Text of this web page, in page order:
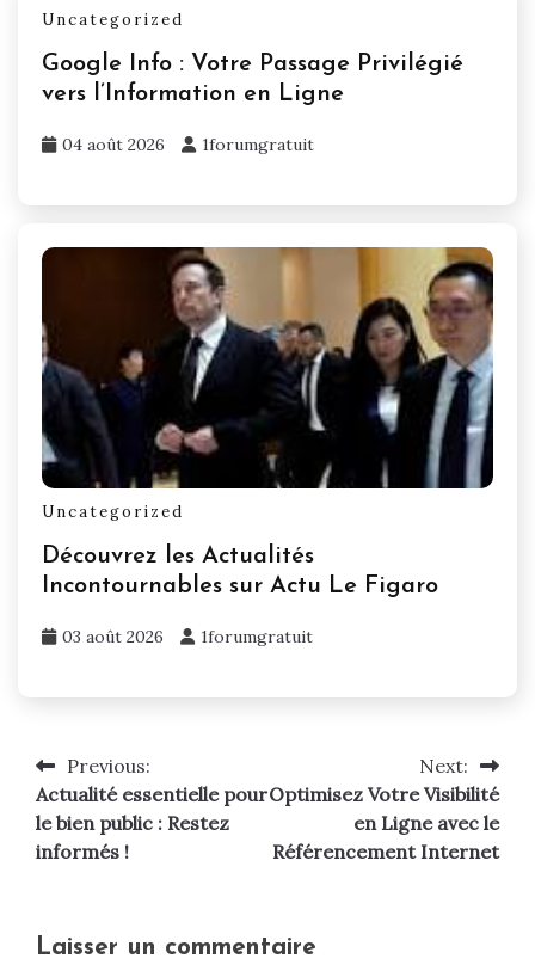
Uncategorized
Google Info : Votre Passage Privilégié
vers l’Information en Ligne
04 août 2026 1forumgratuit
Uncategorized
Découvrez les Actualités
Incontournables sur Actu Le Figaro
03 août 2026 1forumgratuit
Navigation
de
l’article
Previous:
Actualité essentielle pour
le bien public : Restez
informés !
Next:
Optimisez Votre Visibilité
en Ligne avec le
Référencement Internet
Laisser un commentaire